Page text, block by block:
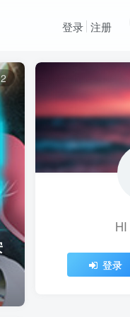
登录 注册
登录